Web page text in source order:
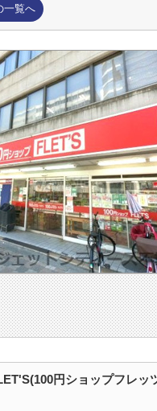
一覧へ
円ショップフレッ